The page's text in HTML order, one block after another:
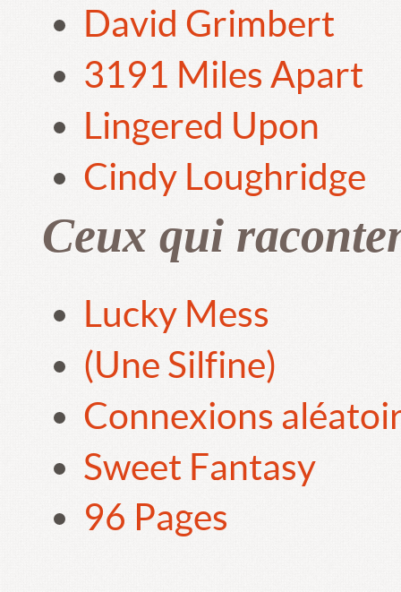
David Grimbert
3191 Miles Apart
Lingered Upon
Cindy Loughridge
Ceux qui
Lucky Mess
(Une Silfine)
Connexions
Sweet Fantasy
96 Pages